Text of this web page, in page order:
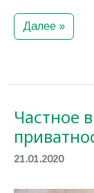
Далее »
Частное
21.01.2020